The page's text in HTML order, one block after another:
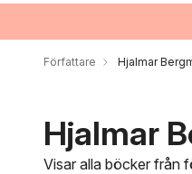
Författare Hjalmar
Hjalmar
Visar alla böcker från